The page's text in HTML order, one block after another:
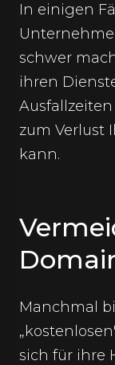
In einigen
schwer
ihren
zum Verlust
kann.
Manchmal
sich für ihre